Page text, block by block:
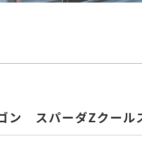
ン スパーダZクール